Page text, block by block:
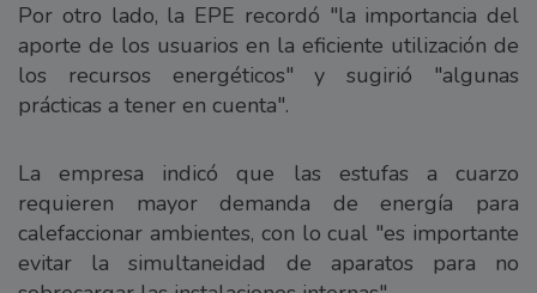
Por otro lado, la EPE recordó "la importancia del
aporte de los usuarios en la eficiente utilización de
los recursos energéticos" y sugirió "algunas
prácticas a tener en cuenta".
La empresa indicó que las estufas a cuarzo
requieren mayor demanda de energía para
calefaccionar ambientes, con lo cual "es importante
evitar la simultaneidad de aparatos para no